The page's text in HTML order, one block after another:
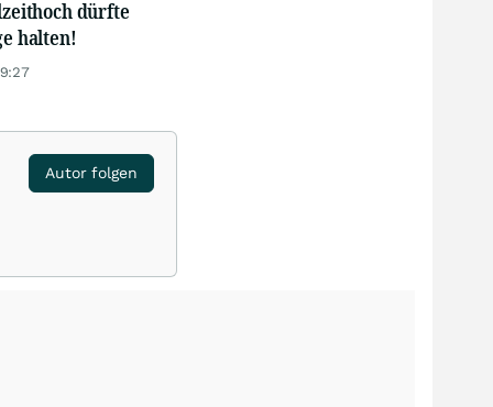
dürfte
halten!
Autor folgen